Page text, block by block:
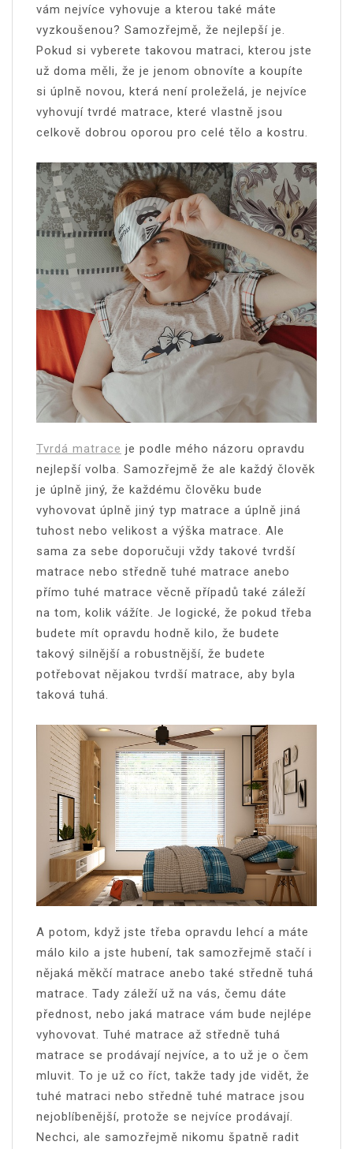
vám nejvíce vyhovuje a kterou také máte
vyzkoušenou? Samozřejmě, že nejlepší je.
Pokud si vyberete takovou matraci, kterou jste
už doma měli, že je jenom obnovíte a koupíte
si úplně novou, která není proleželá, je nejvíce
vyhovují tvrdé matrace, které vlastně jsou
celkově dobrou oporou pro celé tělo a kostru.
Tvrdá matrace je podle mého názoru opravdu
nejlepší volba. Samozřejmě že ale každý člověk
je úplně jiný, že každému člověku bude
vyhovovat úplně jiný typ matrace a úplně jiná
tuhost nebo velikost a výška matrace. Ale
sama za sebe doporučuji vždy takové tvrdší
matrace nebo středně tuhé matrace anebo
přímo tuhé matrace věcně případů také záleží
na tom, kolik vážíte. Je logické, že pokud třeba
budete mít opravdu hodně kilo, že budete
takový silnější a robustnější, že budete
potřebovat nějakou tvrdší matrace, aby byla
taková tuhá.
A potom, když jste třeba opravdu lehcí a máte
málo kilo a jste hubení, tak samozřejmě stačí i
nějaká měkčí matrace anebo také středně tuhá
matrace. Tady záleží už na vás, čemu dáte
přednost, nebo jaká matrace vám bude nejlépe
vyhovovat. Tuhé matrace až středně tuhá
matrace se prodávají nejvíce, a to už je o čem
mluvit. To je už co říct, takže tady jde vidět, že
tuhé matraci nebo středně tuhé matrace jsou
nejoblíbenější, protože se nejvíce prodávají.
Nechci, ale samozřejmě nikomu špatně radit